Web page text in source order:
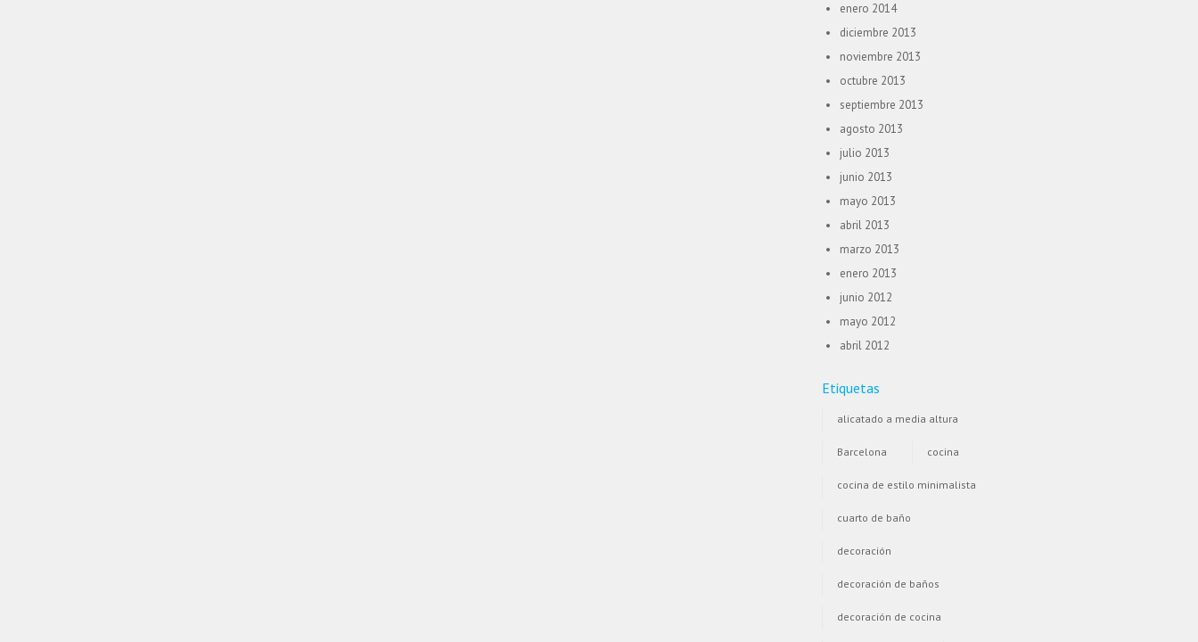
enero 2014
diciembre 2013
noviembre 2013
octubre 2013
septiembre 2013
agosto 2013
julio 2013
junio 2013
mayo 2013
abril 2013
marzo 2013
enero 2013
junio 2012
mayo 2012
abril 2012
Etiquetas
alicatado a media altura
Barcelona cocina
cocina de estilo minimalista
cuarto de baño
decoración
decoración de baños
decoración de cocina